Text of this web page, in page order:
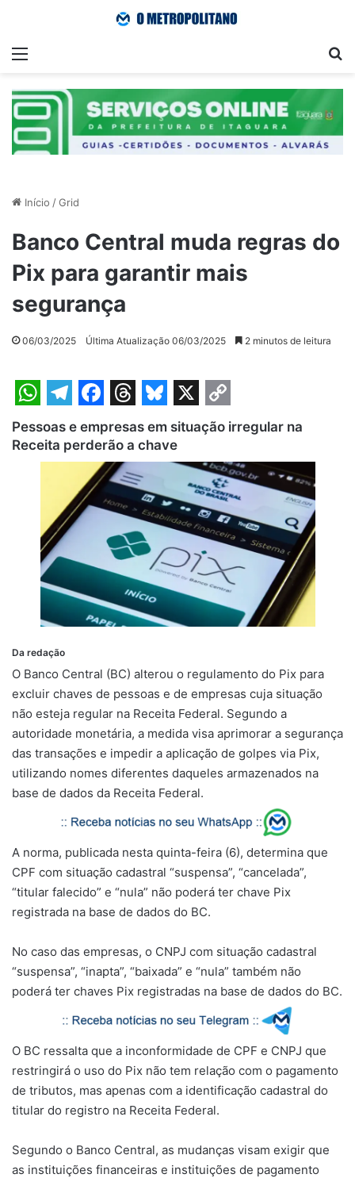
Menu
Início /Grid
Banco Central muda regras do
Pix para garantir mais
segurança
06/03/2025 Última Atualização 06/03/2025 2 minutos de leitura
W
h
T
e
l
g
r
a
m
F
a
c
e
b
o
k
T
h
r
e
a
d
s
B
l
u
e
s
k
y
X C
o
p
y
L
i
n
k
Pessoas e empresas em situação irregular na
Receita perderão a chave
Da redação
O Banco Central (BC) alterou o regulamento do Pix para
excluir chaves de pessoas e de empresas cuja situação
não esteja regular na Receita Federal. Segundo a
autoridade monetária, a medida visa aprimorar a segurança
das transações e impedir a aplicação de golpes via Pix,
utilizando nomes diferentes daqueles armazenados na
base de dados da Receita Federal.
A norma, publicada nesta quinta-feira (6), determina que
CPF com situação cadastral “suspensa”, “cancelada”,
“titular falecido” e “nula” não poderá ter chave Pix
registrada na base de dados do BC.
No caso das empresas, o CNPJ com situação cadastral
“suspensa”, “inapta”, “baixada” e “nula” também não
poderá ter chaves Pix registradas na base de dados do BC.
O BC ressalta que a inconformidade de CPF e CNPJ que
restringirá o uso do Pix não tem relação com o pagamento
de tributos, mas apenas com a identificação cadastral do
titular do registro na Receita Federal.
Segundo o Banco Central, as mudanças visam exigir que
as instituições financeiras e instituições de pagamento